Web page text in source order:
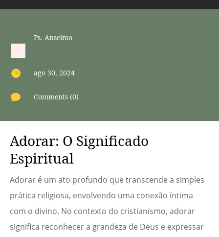
Ps. Anselmo
 ago 30, 2024
 Comments (0)
Adorar: O Significado
Espiritual
Adorar é um ato profundo que transcende a simples
prática religiosa, envolvendo uma conexão íntima
com o divino. No contexto do cristianismo, adorar
significa reconhecer a grandeza de Deus e expressar